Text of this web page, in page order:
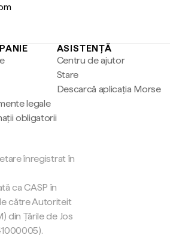
legale
obligatorii
ASISTENȚĂ
Centru de ajutor
Stare
Descarcă aplicația Morse
înregistrat în
ca CASP în
către Autoriteit
din Țările de Jos